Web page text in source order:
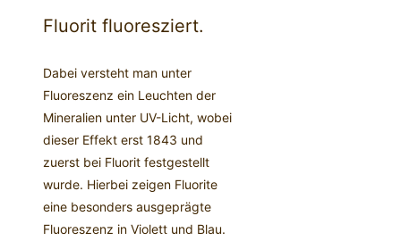
Fluorit fluoresziert.
Dabei versteht man unter
Fluoreszenz ein Leuchten der
Mineralien unter UV-Licht, wobei
dieser Effekt erst 1843 und
zuerst bei Fluorit festgestellt
wurde. Hierbei zeigen Fluorite
eine besonders ausgeprägte
Fluoreszenz in Violett und Blau.